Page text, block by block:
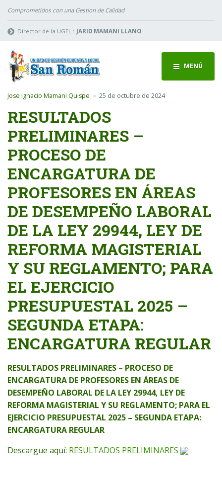
Comprometidos con una Gestion de Calidad
Director de la UGEL : JARID MAMANI LLANO
MENÚ
Jose Ignacio Mamani Quispe 25 de octubre de 2024
RESULTADOS
PRELIMINARES –
PROCESO DE
ENCARGATURA DE
PROFESORES EN ÁREAS
DE DESEMPEÑO LABORAL
DE LA LEY 29944, LEY DE
REFORMA MAGISTERIAL
Y SU REGLAMENTO; PARA
EL EJERCICIO
PRESUPUESTAL 2025 –
SEGUNDA ETAPA:
ENCARGATURA REGULAR
RESULTADOS PRELIMINARES – PROCESO DE
ENCARGATURA DE PROFESORES EN ÁREAS DE
DESEMPEÑO LABORAL DE LA LEY 29944, LEY DE
REFORMA MAGISTERIAL Y SU REGLAMENTO; PARA EL
EJERCICIO PRESUPUESTAL 2025 – SEGUNDA ETAPA:
ENCARGATURA REGULAR
Descargue aquí: RESULTADOS PRELIMINARES